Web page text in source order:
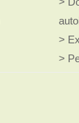
>
>